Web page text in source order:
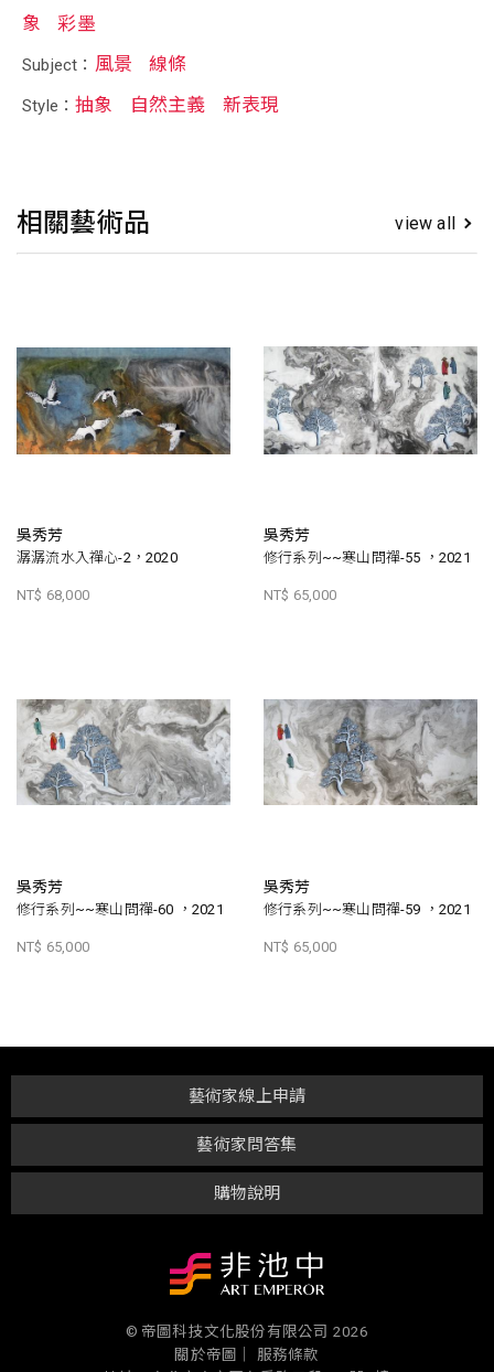
象
彩墨
Subject： 風景 線條
Style：抽象 自然主義 新表現
相關藝術品 view all
吳秀芳
潺潺流水入禪心-2，2020
NT$ 68,000
吳秀芳
修行系列~~寒山問禪-55 ，2021
NT$ 65,000
吳秀芳
修行系列~~寒山問禪-60 ，2021
NT$ 65,000
吳秀芳
修行系列~~寒山問禪-59 ，2021
NT$ 65,000
購物說明
藝術家問答集
藝術家線上申請
© 帝圖科技文化股份有限公司 2026
關於帝圖｜
服務條款